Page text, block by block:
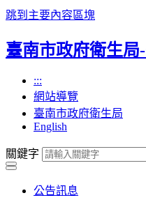
跳到主要內容區塊
臺南市政府衛生局
:::
網站導覽
臺南市政府衛生局
English
關鍵字
公告訊息